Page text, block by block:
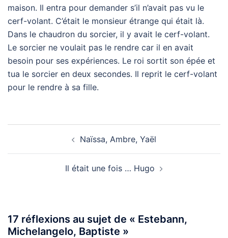
maison. Il entra pour demander s’il n’avait pas vu le
cerf-volant. C’était le monsieur étrange qui était là.
Dans le chaudron du sorcier, il y avait le cerf-volant.
Le sorcier ne voulait pas le rendre car il en avait
besoin pour ses expériences. Le roi sortit son épée et
tua le sorcier en deux secondes. Il reprit le cerf-volant
pour le rendre à sa fille.
Naïssa, Ambre, Yaël
Il était une fois … Hugo
17 réflexions au sujet de « Estebann,
Michelangelo, Baptiste »